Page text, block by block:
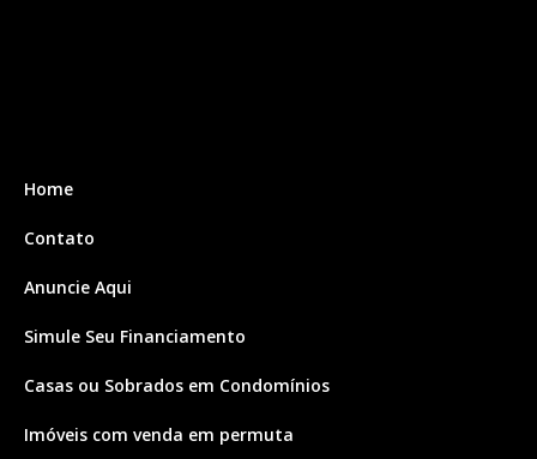
Home
Contato
Anuncie Aqui
Simule Seu Financiamento
Casas ou Sobrados em Condomínios
Imóveis com venda em permuta